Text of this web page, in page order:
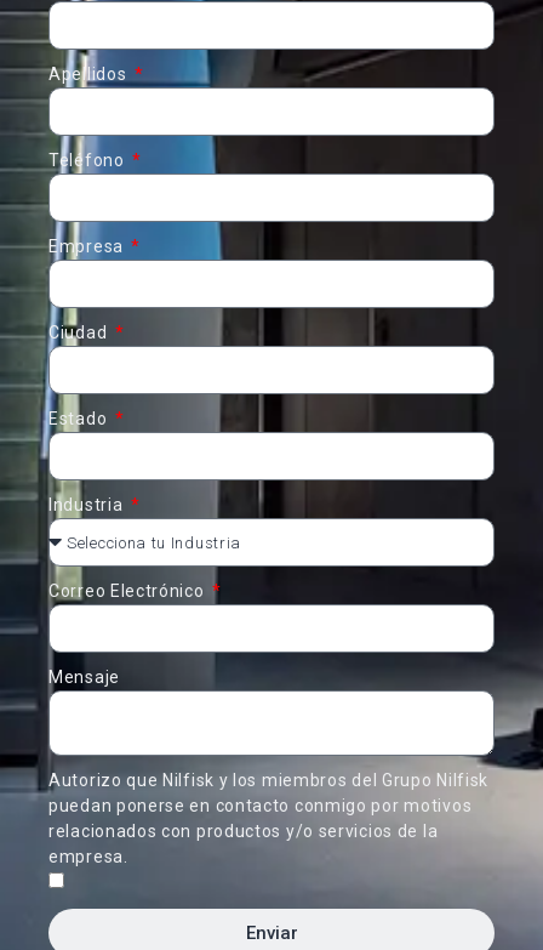
Apellidos
Teléfono
Empresa
Ciudad
Estado
Industria
Correo Electrónico
Mensaje
Autorizo que Nilfisk y los miembros del Grupo Nilfisk
puedan ponerse en contacto conmigo por motivos
relacionados con productos y/o servicios de la
empresa.
Enviar